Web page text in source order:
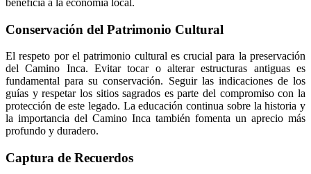
beneficia a la economía local.
Conservación del Patrimonio Cultural
El respeto por el patrimonio cultural es crucial para la preservación
del Camino Inca. Evitar tocar o alterar estructuras antiguas es
fundamental para su conservación. Seguir las indicaciones de los
guías y respetar los sitios sagrados es parte del compromiso con la
protección de este legado. La educación continua sobre la historia y
la importancia del Camino Inca también fomenta un aprecio más
profundo y duradero.
Captura de Recuerdos